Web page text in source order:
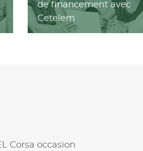
de financement avec
Cetelem
Corsa occasion